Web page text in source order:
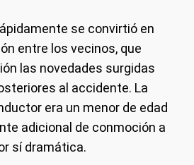
se convirtió en
entre los vecinos, que
las novedades surgidas
al accidente. La
era un menor de edad
adicional de conmoción a
sí dramática.